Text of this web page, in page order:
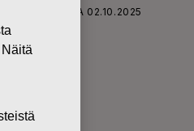
HANKINTA 02.10.2025